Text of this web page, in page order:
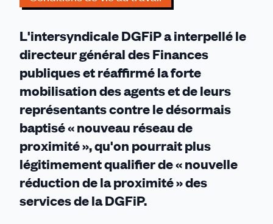
L'intersyndicale DGFiP a interpellé le
directeur général des Finances
publiques et réaffirmé la forte
mobilisation des agents et de leurs
représentants contre le désormais
baptisé « nouveau réseau de
proximité », qu'on pourrait plus
légitimement qualifier de « nouvelle
réduction de la proximité » des
services de la DGFiP.